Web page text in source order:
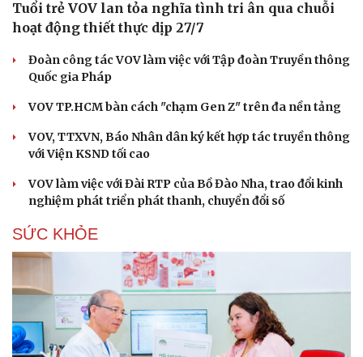
Tuổi trẻ VOV lan tỏa nghĩa tình tri ân qua chuỗi
hoạt động thiết thực dịp 27/7
Đoàn công tác VOV làm việc với Tập đoàn Truyền thông
Quốc gia Pháp
VOV TP.HCM bàn cách "chạm Gen Z" trên đa nền tảng
VOV, TTXVN, Báo Nhân dân ký kết hợp tác truyền thông
với Viện KSND tối cao
VOV làm việc với Đài RTP của Bồ Đào Nha, trao đổi kinh
nghiệm phát triển phát thanh, chuyển đổi số
SỨC KHỎE